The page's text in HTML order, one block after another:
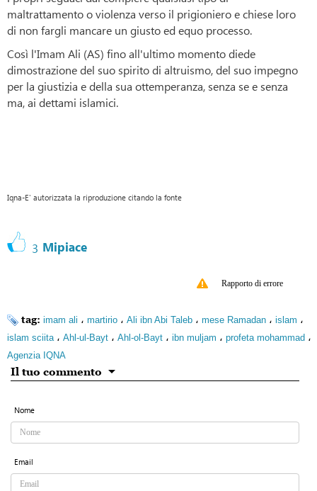
maltrattamento o violenza verso il prigioniero e chiese loro
di non fargli mancare un giusto ed equo processo.
Così l'Imam Ali (AS) fino all'ultimo momento diede
dimostrazione del suo spirito di altruismo, del suo impegno
per la giustizia e della sua ottemperanza, senza se e senza
ma, ai dettami islamici.
Iqna-E' autorizzata la riproduzione citando la fonte
3 Mipiace
Rapporto di errore
tag: imam ali ، martirio ، Ali ibn Abi Taleb ، mese Ramadan ، islam ،
islam sciita ، Ahl-ul-Bayt ، Ahl-ol-Bayt ، ibn muljam ، profeta mohammad ،
Agenzia IQNA
Il tuo commento
Nome
Email